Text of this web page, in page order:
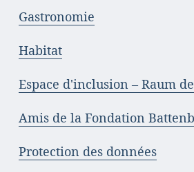
Gastronomie
Habitat
Espace d'inclusion – Raum
Amis de la Fondation
Protection des données